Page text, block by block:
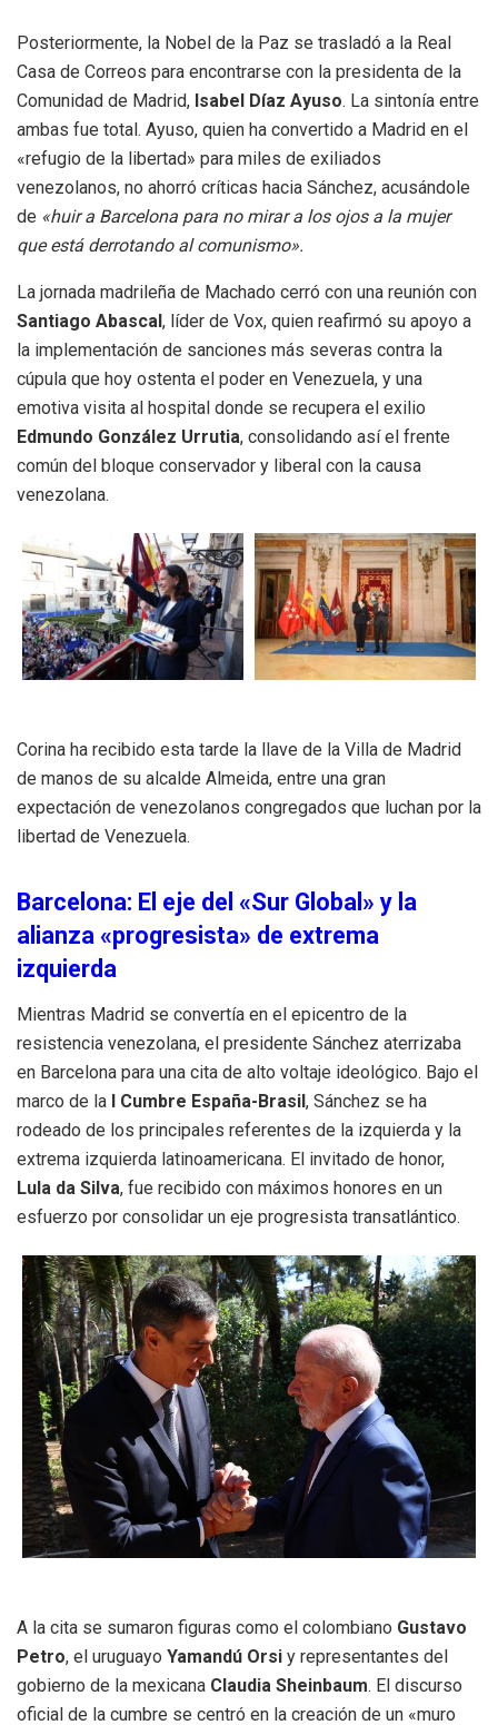
Posteriormente, la Nobel de la Paz se trasladó a la Real
Casa de Correos para encontrarse con la presidenta de la
Comunidad de Madrid, Isabel Díaz Ayuso. La sintonía entre
ambas fue total. Ayuso, quien ha convertido a Madrid en el
«refugio de la libertad» para miles de exiliados
venezolanos, no ahorró críticas hacia Sánchez, acusándole
de «huir a Barcelona para no mirar a los ojos a la mujer
que está derrotando al comunismo».
La jornada madrileña de Machado cerró con una reunión con
Santiago Abascal, líder de Vox, quien reafirmó su apoyo a
la implementación de sanciones más severas contra la
cúpula que hoy ostenta el poder en Venezuela, y una
emotiva visita al hospital donde se recupera el exilio
Edmundo González Urrutia, consolidando así el frente
común del bloque conservador y liberal con la causa
venezolana.
Corina ha recibido esta tarde la llave de la Villa de Madrid
de manos de su alcalde Almeida, entre una gran
expectación de venezolanos congregados que luchan por la
libertad de Venezuela.
Barcelona: El eje del «Sur Global» y la
alianza «progresista» de extrema
izquierda
Mientras Madrid se convertía en el epicentro de la
resistencia venezolana, el presidente Sánchez aterrizaba
en Barcelona para una cita de alto voltaje ideológico. Bajo el
marco de la I Cumbre España-Brasil, Sánchez se ha
rodeado de los principales referentes de la izquierda y la
extrema izquierda latinoamericana. El invitado de honor,
Lula da Silva, fue recibido con máximos honores en un
esfuerzo por consolidar un eje progresista transatlántico.
A la cita se sumaron figuras como el colombiano Gustavo
Petro, el uruguayo Yamandú Orsi y representantes del
gobierno de la mexicana Claudia Sheinbaum. El discurso
oficial de la cumbre se centró en la creación de un «muro